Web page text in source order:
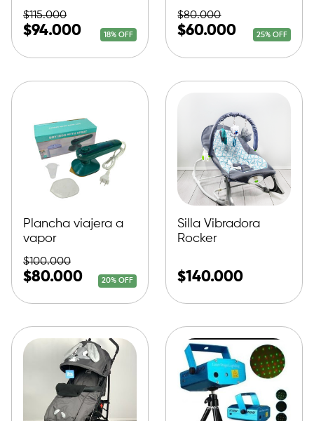
Electrico
$115.000
$94.000 18% OFF
$80.000
$60.000 25% OFF
Plancha viajera a
vapor
$100.000
$80.000 20% OFF
Silla Vibradora
Rocker
$140.000